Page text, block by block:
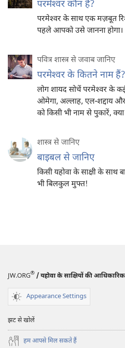
परमेश्‍वर कौन है?
परमेश्‍वर के साथ एक मज़बूत
पहले आपको उसे जानना
पवित्र शास्त्र से जवाब जानिए
परमेश्‍वर के कितने नाम हैं?
लोग शायद सोचें परमेश्‍वर के
ओमेगा, अल्लाह, एल-शद्दाय और
को किसी भी नाम से पुकारें,
शास्त्र से जानिए
बाइबल से जानिए
किसी यहोवा के साक्षी के साथ
भी बिलकुल मुफ्त!
JW.ORG® / यहोवा के साक्षियों की
Appearance Settings
झट से खोलें
हम आपसे मिल सकते हैं